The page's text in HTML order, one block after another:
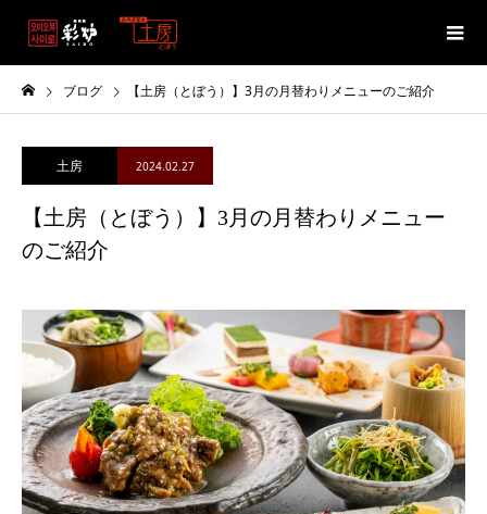
ブログ 【土房（とぼう）】3月の月替わりメニューのご紹介
土房 2024.02.27
【土房（とぼう）】3月の月替わりメニュー
のご紹介